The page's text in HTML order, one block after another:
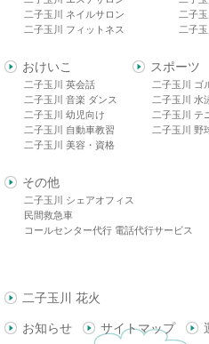
二子玉川 ネイルサロン
二子玉川 フィットネス
二子
二子
おけいこ
二子玉川 英会話
二子玉川 音楽 ダンス
二子玉川 幼児向け
二子玉川 自動車教習
二子玉川 美容・資格
スポーツ
二子玉川 ゴ
二子玉川 水
二子玉川 テ
二子玉川 野
その他
二子玉川 シェアオフィス
民間救急車
コールセンター代行 電話代行サービス
二子玉川 花火
お知らせ サイトマップ